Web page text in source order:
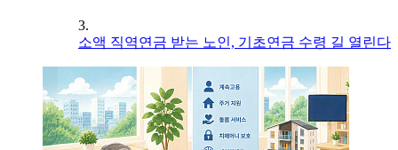
3.
소액 직역연금 받는 노인, 기초연금 수령 길 열린다